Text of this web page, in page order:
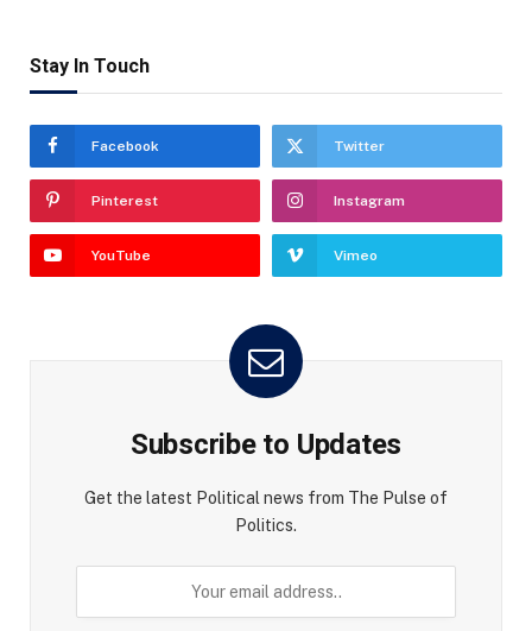
Stay In Touch
Facebook Twitter
Pinterest Instagram
YouTube Vimeo
Subscribe to Updates
Get the latest Political news from The Pulse of
Politics.